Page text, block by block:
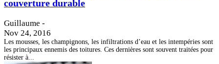
couverture durable
Guillaume -
Nov 24, 2016
Les mousses, les champignons, les infiltrations d’eau et les intempéries sont
les principaux ennemis des toitures. Ces dernières sont souvent traitées pour
résister à...